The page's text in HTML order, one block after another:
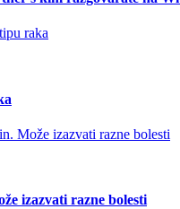
izazvati razne bolesti